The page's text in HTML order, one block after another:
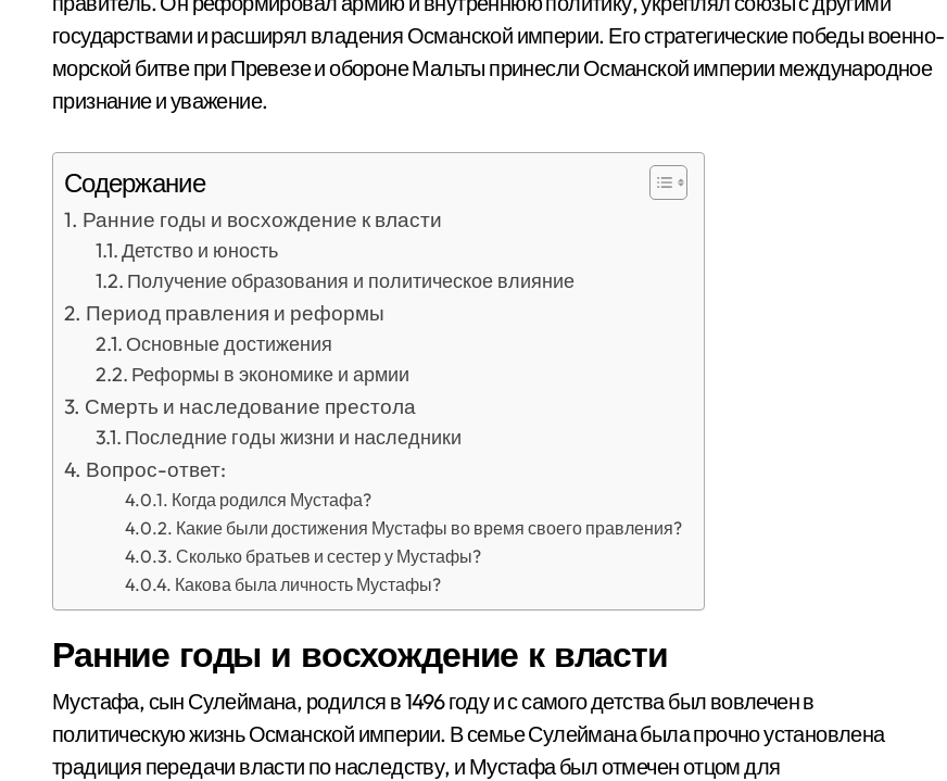
государствами и расширял владения Османской империи. Его стратегические победы военно-
морской битве при Превезе и обороне Мальты принесли Османской империи международное
признание и уважение.
Содержание
Ранние годы и восхождение к власти
Детство и юность
Получение образования и политическое влияние
Период правления и реформы
Основные достижения
Реформы в экономике и армии
Смерть и наследование престола
Последние годы жизни и наследники
Вопрос-ответ:
Когда родился Мустафа?
Какие были достижения Мустафы во время своего правления?
Сколько братьев и сестер у Мустафы?
Какова была личность Мустафы?
Ранние годы и восхождение к власти
Мустафа, сын Сулеймана, родился в 1496 году и с самого детства был вовлечен в
политическую жизнь Османской империи. В семье Сулеймана была прочно установлена
традиция передачи власти по наследству, и Мустафа был отмечен отцом для